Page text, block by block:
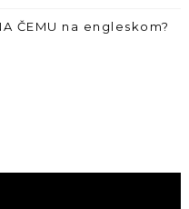
ČEMU na engleskom?